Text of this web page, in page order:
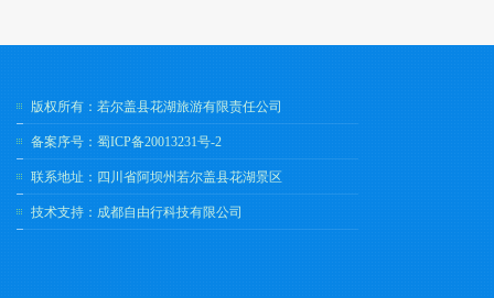
版权所有：若尔盖县花湖旅游有限责任公司
备案序号： 蜀ICP备20013231号-2
联系地址：四川省阿坝州若尔盖县花湖景区
技术支持： 成都自由行科技有限公司